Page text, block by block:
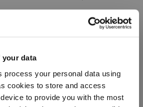
your data
process your personal data using
cookies to store and access
to provide you with the most